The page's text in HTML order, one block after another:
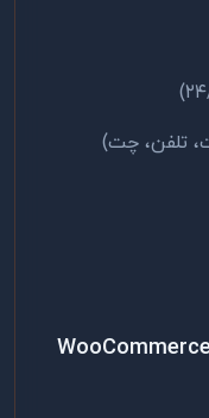
تلفن، چت)
هاست اشتراکی برای فروشگاه WooCommerce